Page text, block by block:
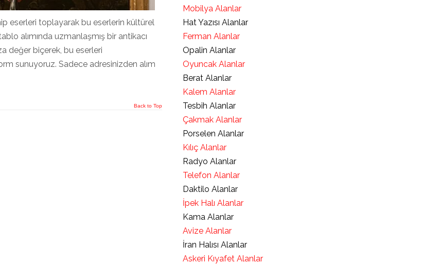
eserleri toplayarak bu eserlerin kültürel
alımında uzmanlaşmış bir antikacı
değer biçerek, bu eserleri
sunuyoruz. Sadece adresinizden alım
Back to Top
Mobilya Alanlar
Hat Yazısı Alanlar
Ferman Alanlar
Opalin Alanlar
Oyuncak Alanlar
Berat Alanlar
Kalem Alanlar
Tesbih Alanlar
Çakmak Alanlar
Porselen Alanlar
Kılıç Alanlar
Radyo Alanlar
Telefon Alanlar
Daktilo Alanlar
İpek Halı Alanlar
Kama Alanlar
Avize Alanlar
İran Halısı Alanlar
Askeri Kıyafet Alanlar